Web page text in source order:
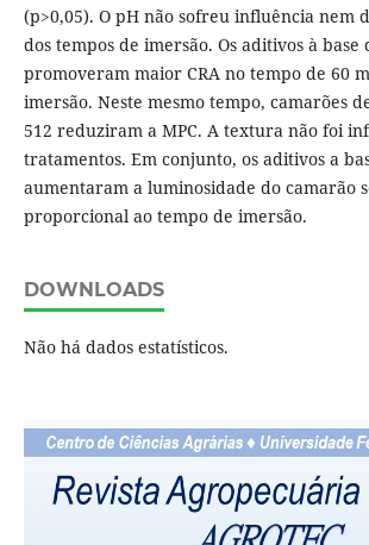
(p>0,05). O pH não sofreu influência nem
dos tempos de imersão. Os aditivos à base
promoveram maior CRA no tempo de 60
imersão. Neste mesmo tempo, camarões
512 reduziram a MPC. A textura não foi
tratamentos. Em conjunto, os aditivos a
aumentaram a luminosidade do camarão
proporcional ao tempo de imersão.
DOWNLOADS
Não há dados estatísticos.